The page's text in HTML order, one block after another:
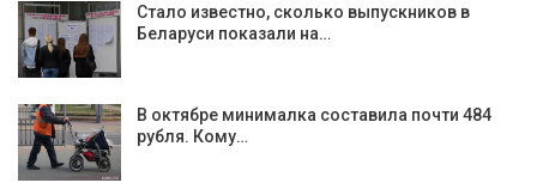
Стало известно, сколько выпускников в
Беларуси показали на…
В октябре минималка составила почти 484
рубля. Кому…